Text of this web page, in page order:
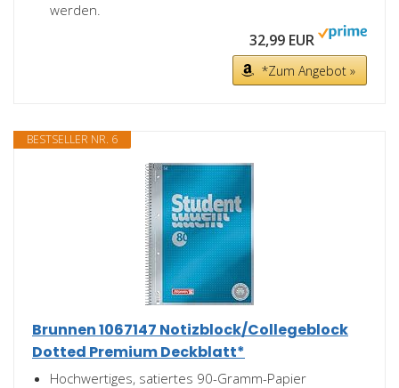
werden.
32,99 EUR
*Zum Angebot »
BESTSELLER NR. 6
Brunnen 1067147 Notizblock/Collegeblock
Dotted Premium Deckblatt*
Hochwertiges, satiertes 90-Gramm-Papier